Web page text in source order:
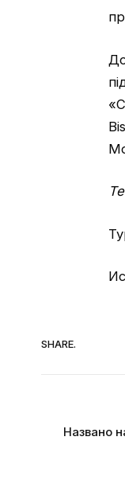
SHARE.
​​​​​​​Названо